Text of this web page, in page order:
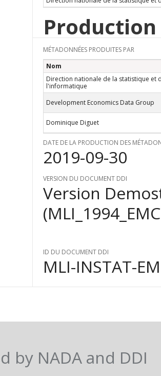
MÉTADONNÉES PRODUITES PAR
Nom
Direction nationale de la statistique et
l'informatique
Development Economics Data Group
Dominique Diguet
DATE DE LA PRODUCTION DES
2019-09-30
VERSION DU DOCUMENT DDI
Version
ID DU DOCUMENT DDI
MLI-INSTAT-
by NADA and DDI